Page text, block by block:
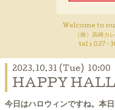
Welcome to
（株）高崎カ
tel : 027-
2023.10.31 (Tue) 10:00
HAPPY
今日はハロウィンですね。本